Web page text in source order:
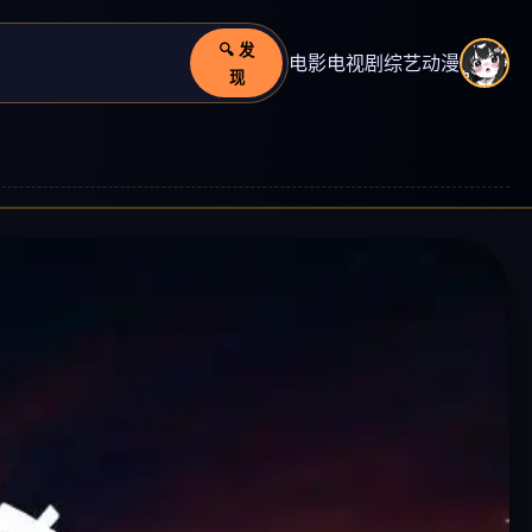
🔍 发
现
电影电视剧 综艺动漫